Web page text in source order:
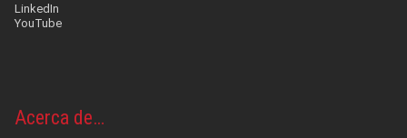
LinkedIn
YouTube
Acerca de…